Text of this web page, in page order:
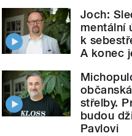
Joch:
mentální
k
A konec
střelby.
budou
Pavlovi